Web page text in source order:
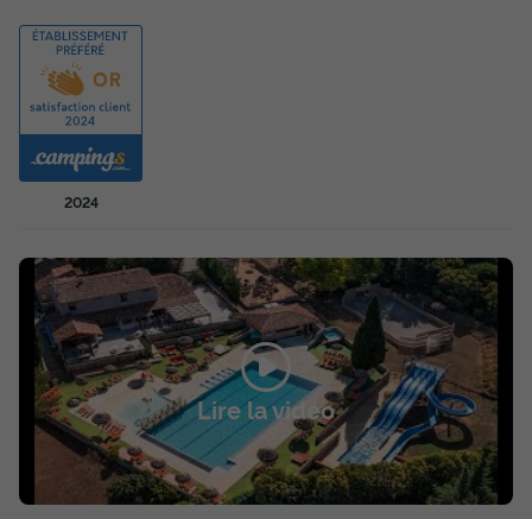
MOBILHOME 4 personnes - Gordes - 28m² - 2 chambres
du20/09/2026
Meilleur prix pour 7 nuits
Modifier les dates
Voir les disponibilités
2024
Lire la vidéo